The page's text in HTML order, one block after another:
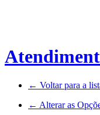
← Voltar para a
← Alterar as